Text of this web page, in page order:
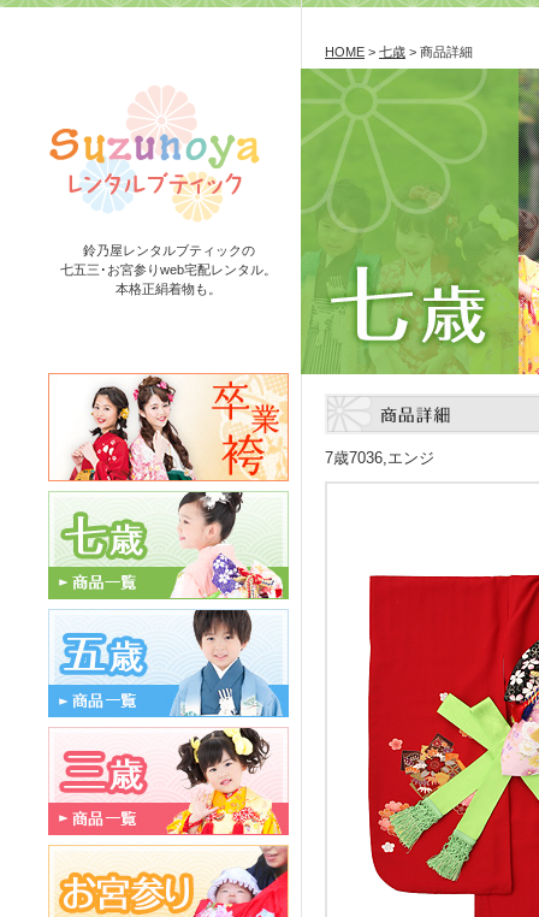
鈴乃屋レンタルブティックの
七五三･お宮参りweb宅配レンタル。
本格正絹着物も。
HOME > 七歳 > 商品詳細
7歳7036,エンジ